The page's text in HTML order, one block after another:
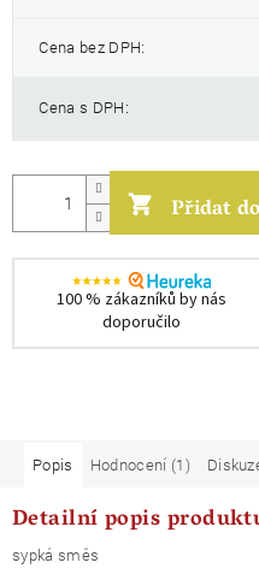
Cena bez DPH:
Cena s DPH:
Přidat
100 % zákazníků by nás
doporučilo
Popis Hodnocení (1)
Detailní popis
sypká směs